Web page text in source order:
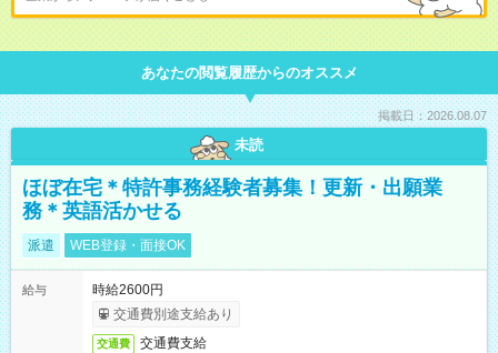
あなたの閲覧履歴からのオススメ
掲載日：2026.08.07
未読
ほぼ在宅＊特許事務経験者募集！更新・出願業
務＊英語活かせる
派遣 WEB登録・面接OK
給与
時給2600円
交通費別途支給あり
交通費 交通費支給